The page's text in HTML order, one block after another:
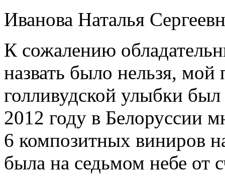
Иванова Наталья
К сожалению
назвать было нельзя,
голливудской улыбки
2012 году в Белоруссии
6 композитных виниров
была на седьмом небе от